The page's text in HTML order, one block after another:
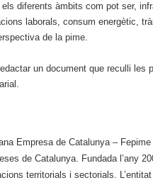
diferents àmbits com pot ser,
laborals, consum energètic,
de la pime.
un document que reculli les
Empresa de Catalunya –
de Catalunya. Fundada l’any
territorials i sectorials.